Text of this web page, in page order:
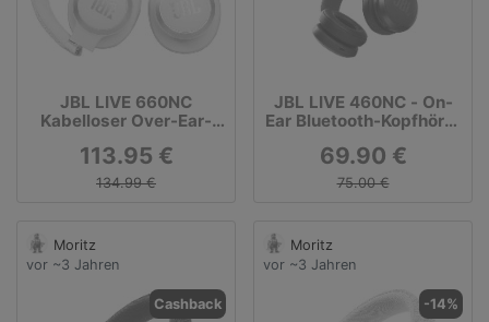
JBL LIVE 660NC
Kabelloser Over-Ear-
(Freisprechfunktion,
Noise-Cancelling,
Sprachsteuerung,
Bluetooth, HFP)
113.95 €
134.99 €
JBL LIVE 460NC - On-
Ear Bluetooth-Kopfhörer
69.90 €
75.00 €
Moritz
vor ~3 Jahren
Cashback
Moritz
vor ~3 Jahren
-14%